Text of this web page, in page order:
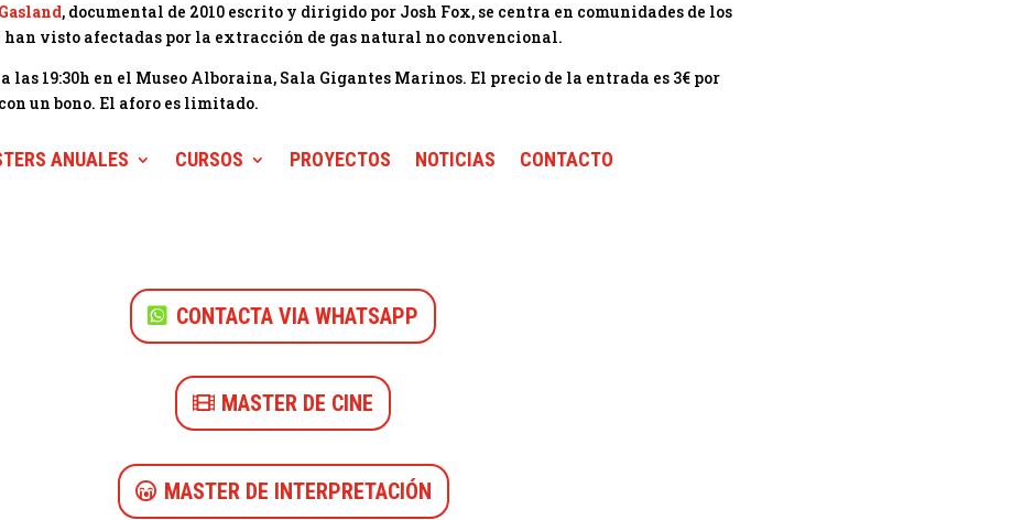
Gasland, documental de 2010 escrito y dirigido por Josh Fox, se centra en comunidades de los
han visto afectadas por la extracción de gas natural no convencional.
las 19:30h en el Museo Alboraina, Sala Gigantes Marinos. El precio de la entrada es 3€ por
un bono. El aforo es limitado.
ANUALES CURSOS PROYECTOS NOTICIAS CONTACTO
CONTACTA VIA WHATSAPP
MASTER DE CINE
MASTER DE INTERPRETACIÓN